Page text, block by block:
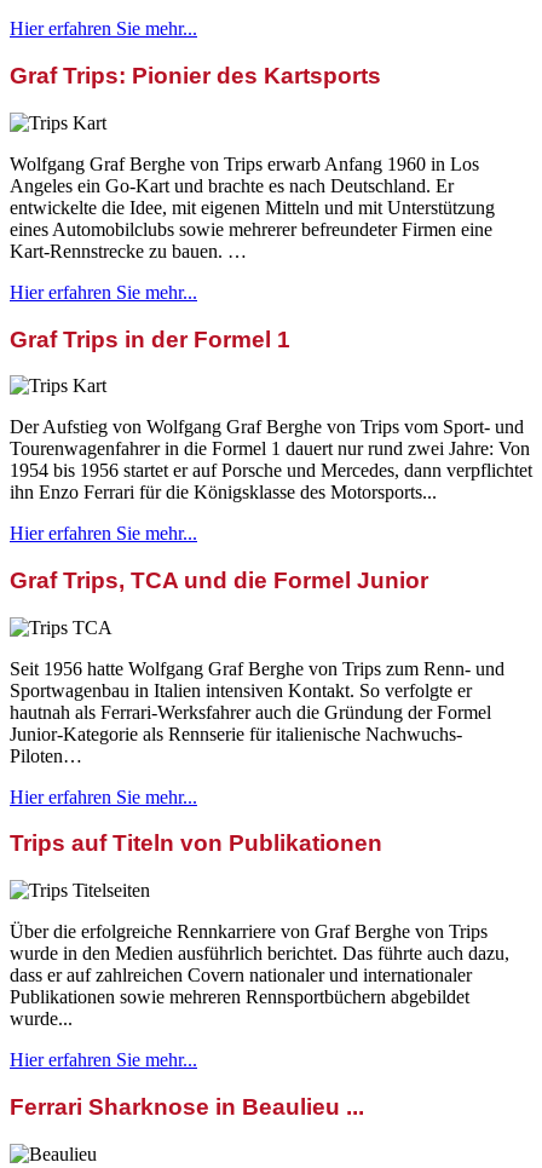
Hier erfahren Sie mehr...
Graf Trips: Pionier des Kartsports
Wolfgang Graf Berghe von Trips erwarb Anfang 1960 in Los
Angeles ein Go-Kart und brachte es nach Deutschland. Er
entwickelte die Idee, mit eigenen Mitteln und mit Unterstützung
eines Automobilclubs sowie mehrerer befreundeter Firmen eine
Kart-Rennstrecke zu bauen. …
Hier erfahren Sie mehr...
Graf Trips in der Formel 1
Der Aufstieg von Wolfgang Graf Berghe von Trips vom Sport- und
Tourenwagenfahrer in die Formel 1 dauert nur rund zwei Jahre: Von
1954 bis 1956 startet er auf Porsche und Mercedes, dann verpflichtet
ihn Enzo Ferrari für die Königsklasse des Motorsports...
Hier erfahren Sie mehr...
Graf Trips, TCA und die Formel Junior
Seit 1956 hatte Wolfgang Graf Berghe von Trips zum Renn- und
Sportwagenbau in Italien intensiven Kontakt. So verfolgte er
hautnah als Ferrari-Werksfahrer auch die Gründung der Formel
Junior-Kategorie als Rennserie für italienische Nachwuchs-
Piloten…
Hier erfahren Sie mehr...
Trips auf Titeln von Publikationen
Über die erfolgreiche Rennkarriere von Graf Berghe von Trips
wurde in den Medien ausführlich berichtet. Das führte auch dazu,
dass er auf zahlreichen Covern nationaler und internationaler
Publikationen sowie mehreren Rennsportbüchern abgebildet
wurde...
Hier erfahren Sie mehr...
Ferrari Sharknose in Beaulieu ...